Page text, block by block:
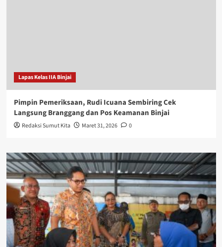
Lapas Kelas IIA Binjai
Pimpin Pemeriksaan, Rudi Icuana Sembiring Cek
Langsung Branggang dan Pos Keamanan Binjai
Redaksi Sumut Kita Maret 31, 2026 0